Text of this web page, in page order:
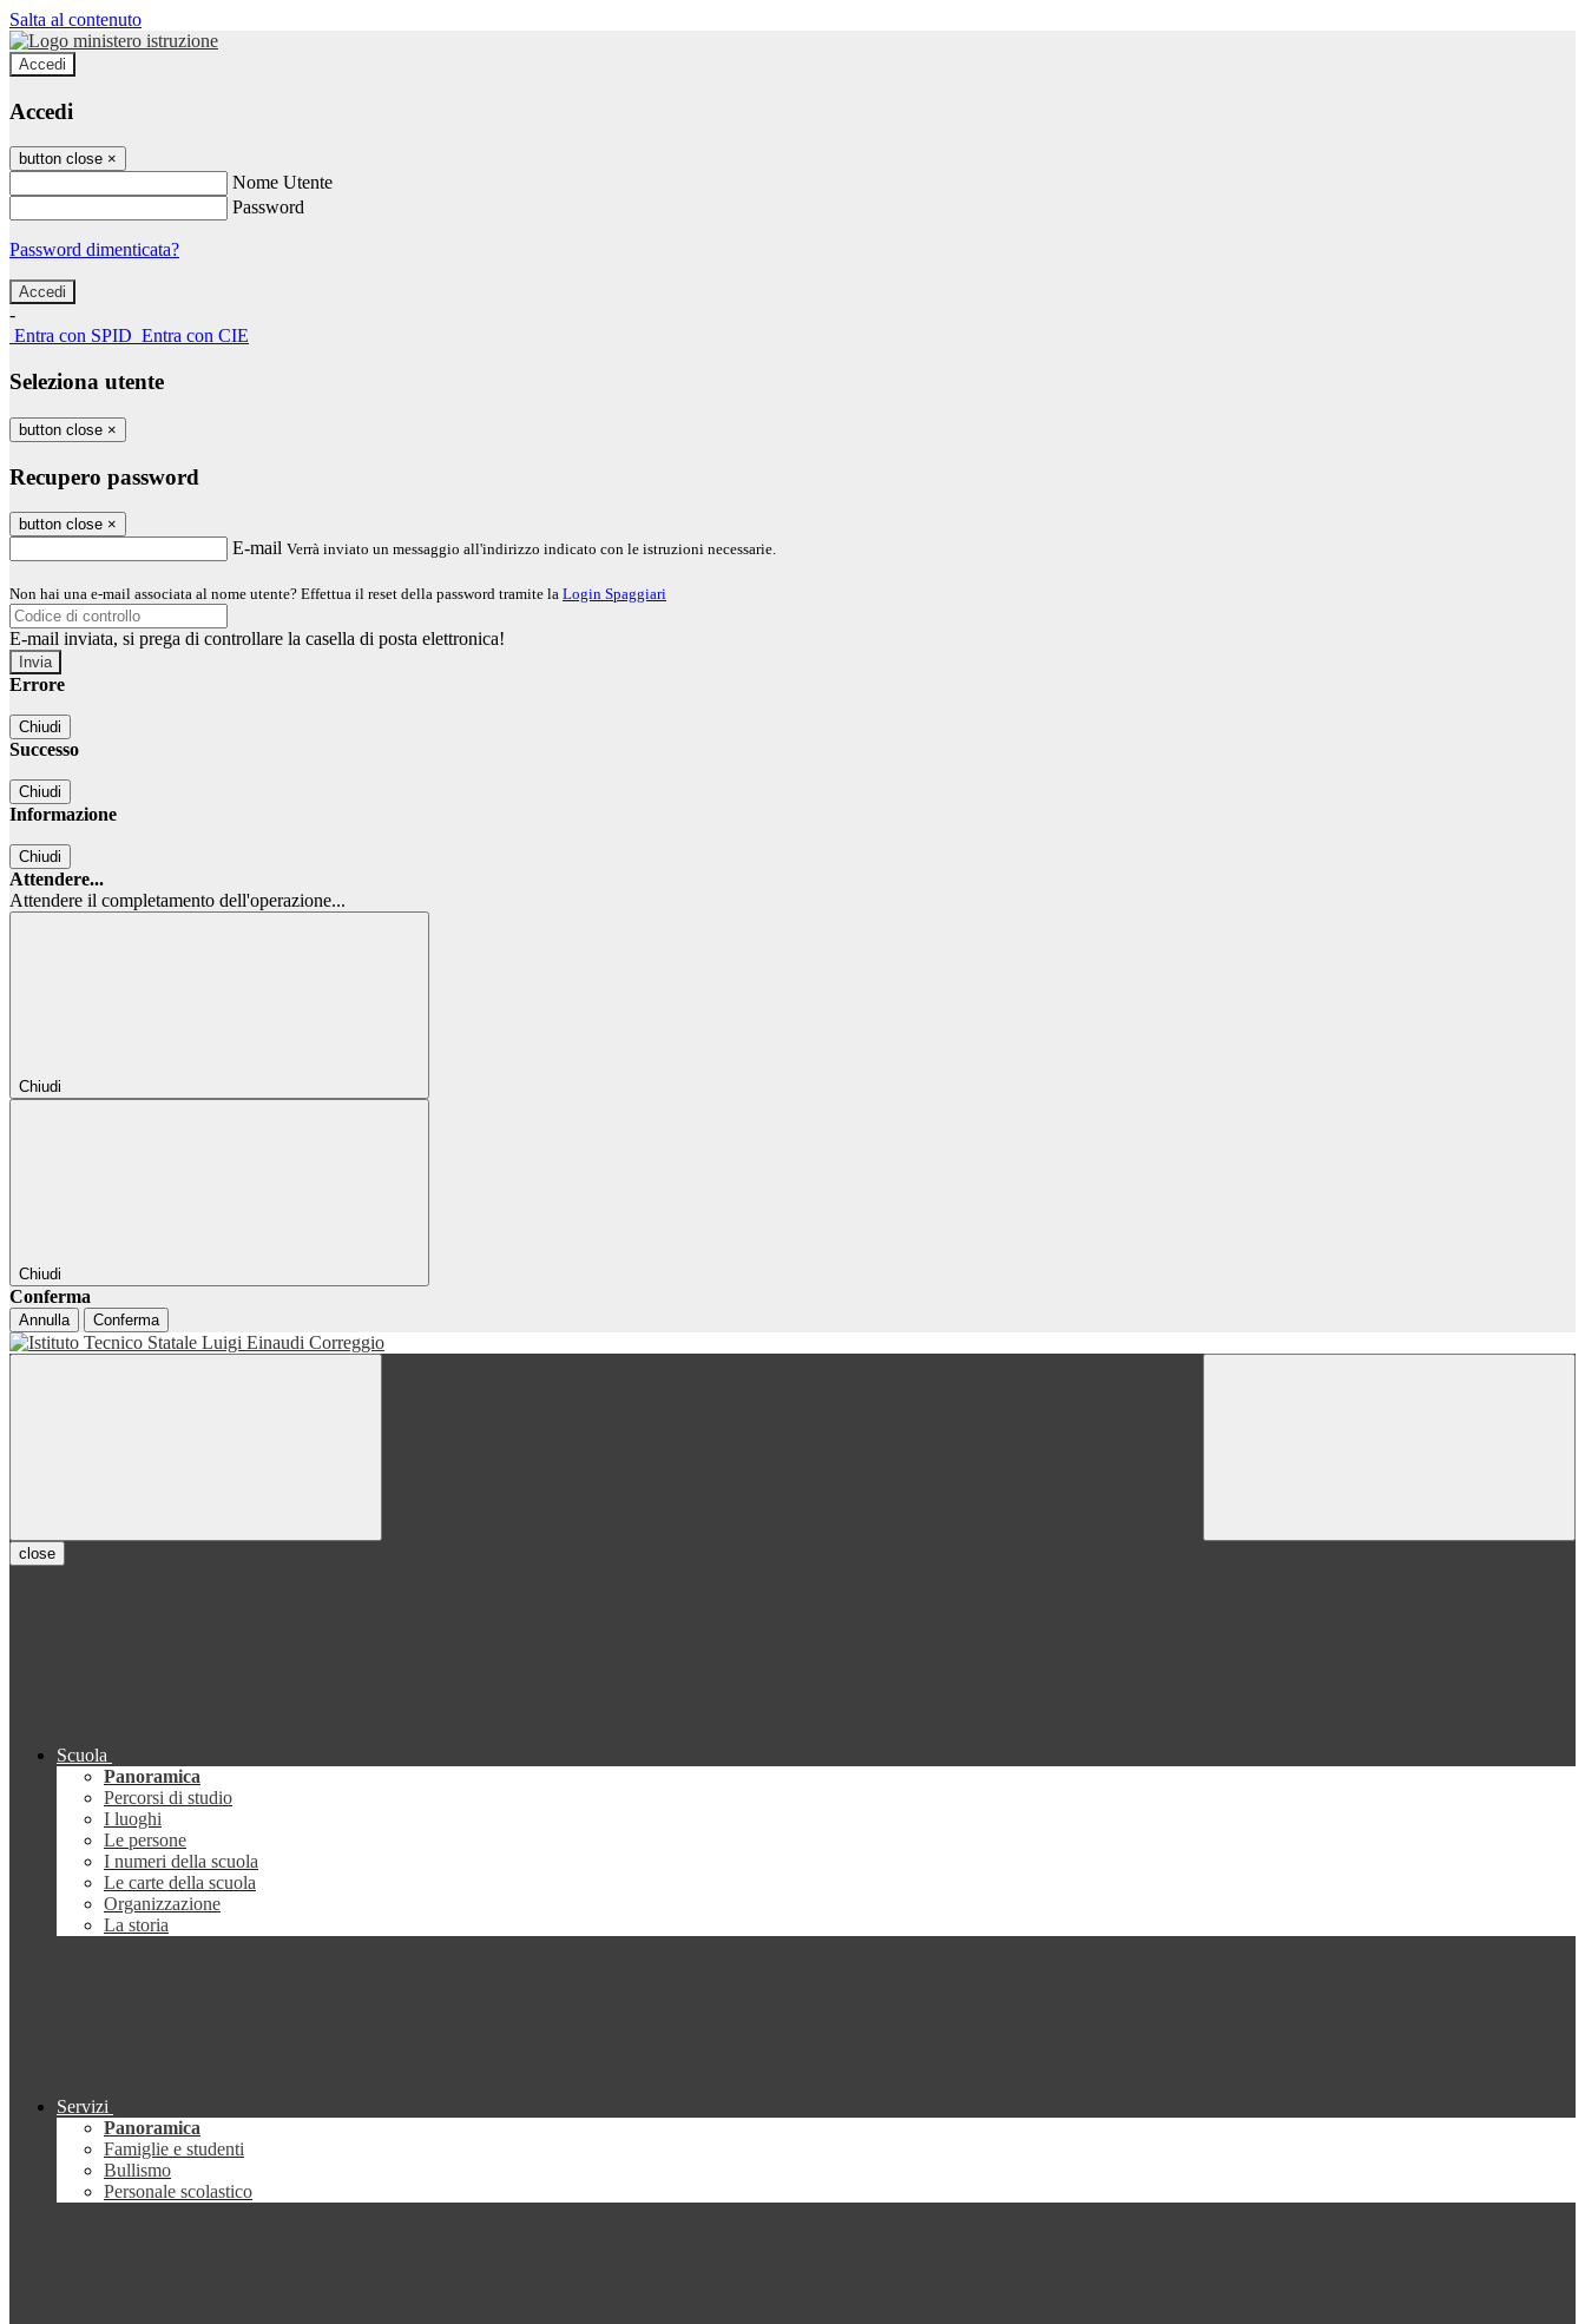
Salta al contenuto
Accedi
Accedi
button close ×
Nome Utente
Password
Password dimenticata?
-
Entra con SPID Entra con CIE
Seleziona utente
button close ×
Recupero password
button close ×
E-mail Verrà inviato un messaggio all'indirizzo indicato con le istruzioni necessarie.
Non hai una e-mail associata al nome utente? Effettua il reset della password tramite la Login Spaggiari
E-mail inviata, si prega di controllare la casella di posta elettronica!
Errore
Chiudi
Successo
Chiudi
Informazione
Chiudi
Attendere...
Attendere il completamento dell'operazione...
Chiudi
Chiudi
Conferma
Annulla Conferma
close
Scuola
Panoramica
Percorsi di studio
I luoghi
Le persone
I numeri della scuola
Le carte della scuola
Organizzazione
La storia
Servizi
Panoramica
Famiglie e studenti
Bullismo
Personale scolastico